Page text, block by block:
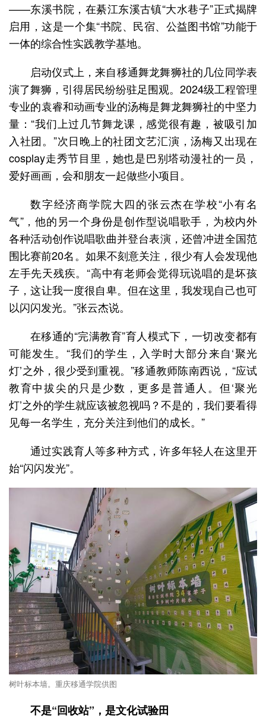
——东溪书院，在綦江东溪古镇“大水巷子”正式揭牌
启用，这是一个集“书院、民宿、公益图书馆”功能于
一体的综合性实践教学基地。
启动仪式上，来自移通舞龙舞狮社的几位同学表
演了舞狮，引得居民纷纷驻足围观。2024级工程管理
专业的袁睿和动画专业的汤梅是舞龙舞狮社的中坚力
量：“我们上过几节舞龙课，感觉很有趣，被吸引加
入社团。”次日晚上的社团文艺汇演，汤梅又出现在
cosplay走秀节目里，她也是巴别塔动漫社的一员，
爱好画画，会和朋友一起做些小项目。
数字经济商学院大四的张云杰在学校“小有名
气”，他的另一个身份是创作型说唱歌手，为校内外
各种活动创作说唱歌曲并登台表演，还曾冲进全国范
围比赛前20名。如果不刻意关注，很少有人会发现他
左手先天残疾。“高中有老师会觉得玩说唱的是坏孩
子，这让我一度很自卑。但在这里，我发现自己也可
以闪闪发光。”张云杰说。
在移通的“完满教育”育人模式下，一切改变都有
可能发生。“我们的学生，入学时大部分来自‘聚光
灯’之外，很少受到重视。”移通教师陈南西说，“应试
教育中拔尖的只是少数，更多是普通人。但‘聚光
灯’之外的学生就应该被忽视吗？不是的，我们要看得
见每一名学生，充分关注到他们的成长。”
通过实践育人等多种方式，许多年轻人在这里开
始“闪闪发光”。
树叶标本墙。重庆移通学院供图
不是“回收站”，是文化试验田